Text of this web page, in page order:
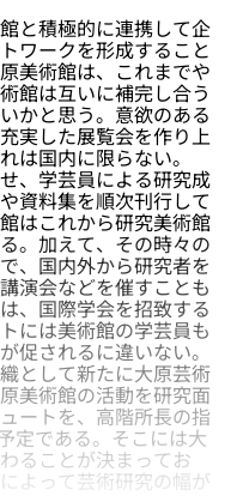
と積極的に連携して企
ワークを形成すること
美術館は、これまでや
館は互いに補完し合う
かと思う。意欲のある
実した展覧会を作り上
は国内に限らない。
、学芸員による研究成
資料集を順次刊行して
はこれから研究美術館
。加えて、その時々の
、国内外から研究者を
演会などを催すことも
、国際学会を招致する
には美術館の学芸員も
促されるに違いない。
として新たに大原芸術
美術館の活動を研究面
ートを、高階所長の指
定である。そこには大
ることが決まってお
よって芸術研究の幅が